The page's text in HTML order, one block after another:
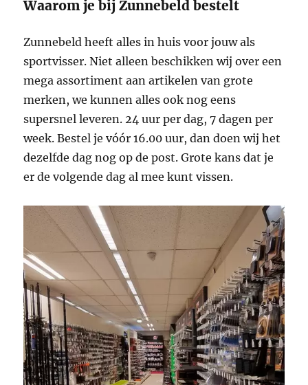
Waarom je bij Zunnebeld bestelt
Zunnebeld heeft alles in huis voor jouw als
sportvisser. Niet alleen beschikken wij over een
mega assortiment aan artikelen van grote
merken, we kunnen alles ook nog eens
supersnel leveren. 24 uur per dag, 7 dagen per
week. Bestel je vóór 16.00 uur, dan doen wij het
dezelfde dag nog op de post. Grote kans dat je
er de volgende dag al mee kunt vissen.